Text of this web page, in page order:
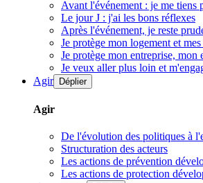
Avant l'événement : je me tiens
Le jour J : j'ai les bons réflexes
Après l'événement, je reste
Je protège mon logement et
Je protège mon entreprise,
Je veux aller plus loin et
Agir Déplier
Agir
De l'évolution des politiques à
Structuration des acteurs
Les actions de prévention
Les actions de protection